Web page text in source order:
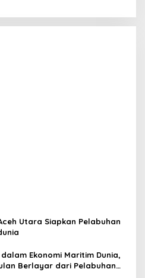
Utara Siapkan Pelabuhan
Ekonomi Maritim Dunia,
Berlayar dari Pelabuhan